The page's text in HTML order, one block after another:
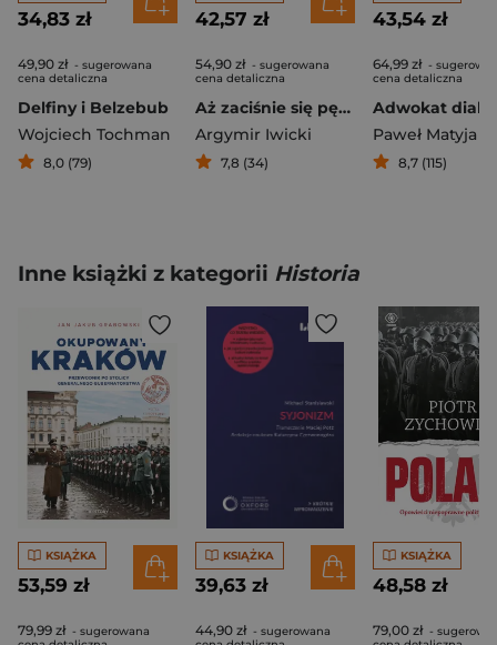
34,83 zł
49,90 zł - sugerowana
cena detaliczna
Delfiny i Belzebub
Wojciech Tochman
8,0 (79)
42,57 zł
54,90 zł - sugerowana
cena detaliczna
Aż zaciśnie się pętla. Opowieści o męskiej depresji
Argymir Iwicki
7,8 (34)
43,54 zł
64,99 zł -
cena detaliczna
Paweł Matyja
8,7 (115)
Inne książki z kategorii Historia
KSIĄŻKA
53,59 zł
79,99 zł - sugerowana
KSIĄŻKA
39,63 zł
44,90 zł - sugerowana
KSIĄŻKA
48,58 zł
79,00 zł -